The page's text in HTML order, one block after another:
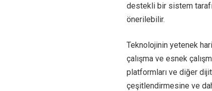
destekli bir sistem
önerilebilir.
Teknolojinin yetenek
çalışma ve esnek
platformları ve diğer
çeşitlendirmesine ve